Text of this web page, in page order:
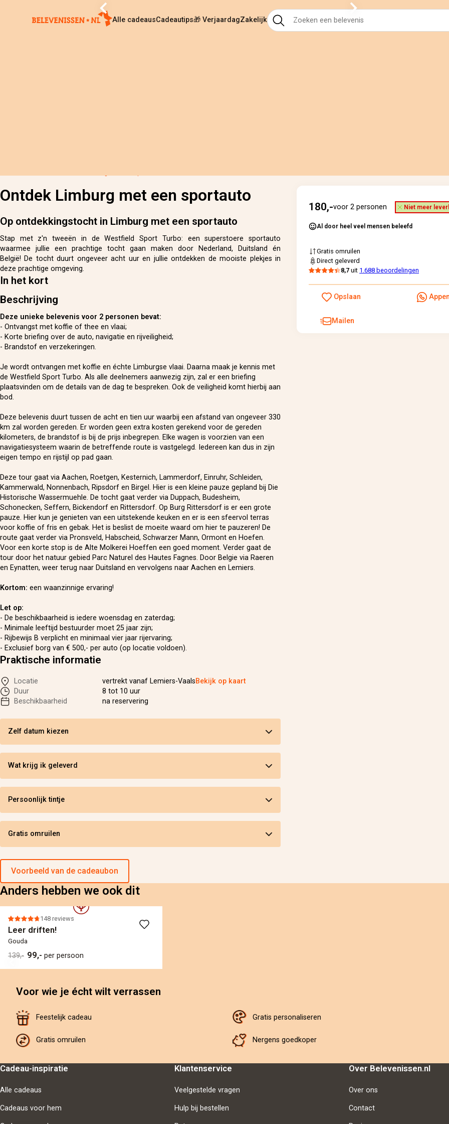
Alle cadeausCadeautips🎁 VerjaardagZakelijk
Ontdek Limburg met een sportauto
Op ontdekkingstocht in Limburg met een sportauto
Stap met z'n tweeën in de Westfield Sport Turbo: een superstoere sportauto
waarmee jullie een prachtige tocht gaan maken door Nederland, Duitsland én
België! De tocht duurt ongeveer acht uur en jullie ontdekken de mooiste plekjes in
deze prachtige omgeving.
In het kort
Beschrijving
Deze unieke belevenis voor 2 personen bevat:
- Ontvangst met koffie of thee en vlaai;
- Korte briefing over de auto, navigatie en rijveiligheid;
- Brandstof en verzekeringen.
Je wordt ontvangen met koffie en échte Limburgse vlaai. Daarna maak je kennis met
de Westfield Sport Turbo. Als alle deelnemers aanwezig zijn, zal er een briefing
plaatsvinden om de details van de dag te bespreken. Ook de veiligheid komt hierbij aan
bod.
Deze belevenis duurt tussen de acht en tien uur waarbij een afstand van ongeveer 330
km zal worden gereden. Er worden geen extra kosten gerekend voor de gereden
kilometers, de brandstof is bij de prijs inbegrepen. Elke wagen is voorzien van een
navigatiesysteem waarin de betreffende route is vastgelegd. Iedereen kan dus in zijn
eigen tempo en rijstijl op pad gaan.
Deze tour gaat via Aachen, Roetgen, Kesternich, Lammerdorf, Einruhr, Schleiden,
Kammerwald, Nonnenbach, Ripsdorf en Birgel. Hier is een kleine pauze gepland bij Die
Historische Wassermuehle. De tocht gaat verder via Duppach, Budesheim,
Schonecken, Seffern, Bickendorf en Rittersdorf. Op Burg Rittersdorf is er een grote
pauze. Hier kun je genieten van een uitstekende keuken en er is een sfeervol terras
voor koffie of fris en gebak. Het is beslist de moeite waard om hier te pauzeren! De
route gaat verder via Pronsveld, Habscheid, Schwarzer Mann, Ormont en Hoefen.
Voor een korte stop is de Alte Molkerei Hoeffen een goed moment. Verder gaat de
tour door het natuur gebied Parc Naturel des Hautes Fagnes. Door Belgie via Raeren
en Eynatten, weer terug naar Duitsland en vervolgens naar Aachen en Lemiers.
Kortom: een waanzinnige ervaring!
Let op:
- De beschikbaarheid is iedere woensdag en zaterdag;
- Minimale leeftijd bestuurder moet 25 jaar zijn;
- Rijbewijs B verplicht en minimaal vier jaar rijervaring;
- Exclusief borg van € 500,- per auto (op locatie voldoen).
Praktische informatie
Locatie vertrekt vanaf Lemiers-VaalsBekijk op kaart
Duur
8 tot 10 uur
Beschikbaarheid
na reservering
Zelf datum kiezen
Wat krijg ik geleverd
Persoonlijk tintje
Gratis omruilen
Voorbeeld van de cadeaubon
180,-voor 2 personen Niet meer
Al door heel veel mensen beleefd
Gratis omruilen
Direct geleverd
8,7 uit 1.688 beoordelingen
Opslaan
Mailen
Anders hebben we ook dit
148 reviews
Leer driften!
Gouda
139,- 99,- per persoon
Voor wie je écht wilt verrassen
Feestelijk cadeau Gratis personaliseren
Gratis omruilen Nergens goedkoper
Cadeau-inspiratie
Alle cadeaus
Cadeaus voor hem
Klantenservice
Veelgestelde vragen
Hulp bij bestellen
Over Belevenissen.nl
Over ons
Contact